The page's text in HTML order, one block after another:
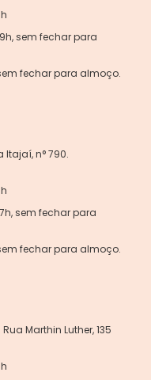
sem fechar para
fechar para almoço.
Itajaí, n° 790.
sem fechar para
fechar para almoço.
Marthin Luther, 135